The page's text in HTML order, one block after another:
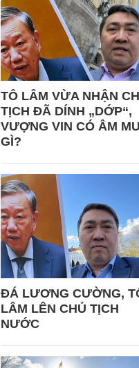
TÔ LÂM VỪA NHẬN
TỊCH ĐÃ DÍNH „DỚP“,
VƯỢNG VIN CÓ ÂM
GÌ?
ĐÁ LƯƠNG CƯỜNG,
LÂM LÊN CHỦ TỊCH
NƯỚC